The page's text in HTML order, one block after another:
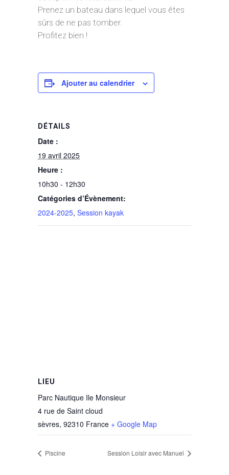
Prenez un bateau dans lequel vous êtes
sûrs de ne pas tomber.
Profitez bien !
Ajouter au calendrier
DÉTAILS
Date :
19 avril 2025
Heure :
10h30 - 12h30
Catégories d’Évènement:
2024-2025, Session kayak
LIEU
Parc Nautique Ile Monsieur
4 rue de Saint cloud
sèvres, 92310 France + Google Map
Piscine Session Loisir avec Manuel